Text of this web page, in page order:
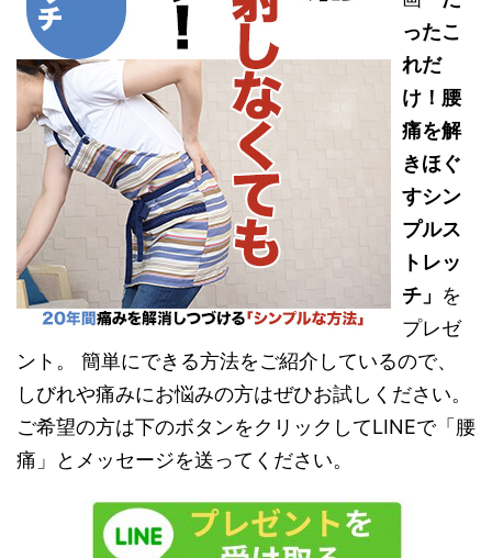
ったこ
れだ
け！腰
痛を解
きほぐ
すシン
プルス
トレッ
チ」 を
プレゼ
ント。 簡単にできる方法をご紹介しているので、
しびれや痛みにお悩みの方はぜひお試しください。
ご希望の方は下のボタンをクリックしてLINEで「腰
痛」とメッセージを送ってください。